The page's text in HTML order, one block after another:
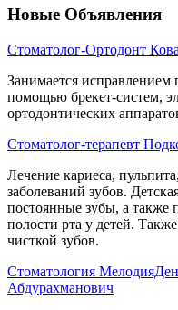
Новые Объявления
Стоматолог-Ортодонт
Занимается
помощью брекет-систем,
ортодонтических
Стоматолог-терапевт
Лечение кариеса,
заболеваний зубов.
постоянные зубы, а также
полости рта у детей.
чисткой зубов.
Стоматология
Абдурахманович